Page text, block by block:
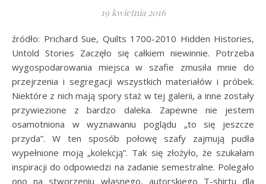
19 kwietnia 2016
źródło: Prichard Sue, Quilts 1700-2010 Hidden Histories,
Untold Stories Zaczęło się całkiem niewinnie. Potrzeba
wygospodarowania miejsca w szafie zmusiła mnie do
przejrzenia i segregacji wszystkich materiałów i próbek.
Niektóre z nich mają spory staż w tej galerii, a inne zostały
przywiezione z bardzo daleka. Zapewne nie jestem
osamotniona w wyznawaniu poglądu „to się jeszcze
przyda”. W ten sposób połowę szafy zajmują pudła
wypełnione moją „kolekcją”. Tak się złożyło, że szukałam
inspiracji do odpowiedzi na zadanie semestralne. Polegało
ono na stworzeniu własnego, autorskiego T-shirtu dla